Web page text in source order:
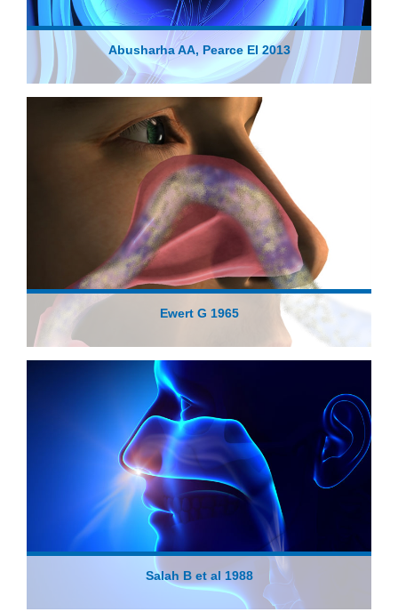
Abusharha AA, Pearce EI 2013
Ewert G 1965
Salah B et al 1988